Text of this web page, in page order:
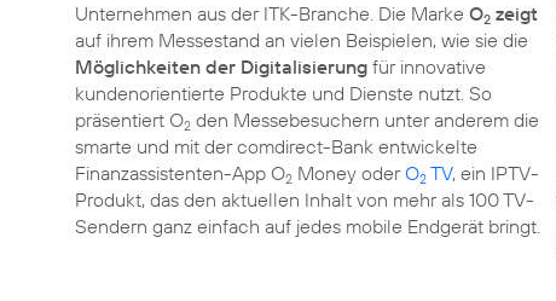
Unternehmen aus der ITK-Branche. Die Marke O2 zeigt
auf ihrem Messestand an vielen Beispielen, wie sie die
Möglichkeiten der Digitalisierung für innovative
kundenorientierte Produkte und Dienste nutzt. So
präsentiert O2 den Messebesuchern unter anderem die
smarte und mit der comdirect-Bank entwickelte
Finanzassistenten-App O2 Money oderO2 TV, ein IPTV-
Produkt, das den aktuellen Inhalt von mehr als 100 TV-
Sendern ganz einfach auf jedes mobile Endgerät bringt.